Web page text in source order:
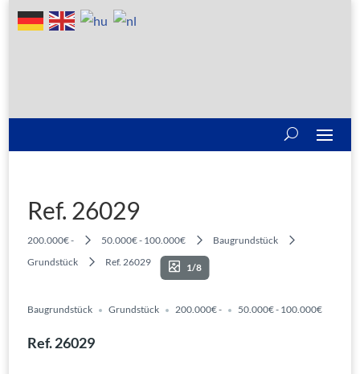
Ref. 26029
200.000€ - 50.000€ - 100.000€
Baugrundstück
Grundstück
Ref. 26029 1/8
Baugrundstück Grundstück 200.000€ - 50.000€ - 100.000€
Ref. 26029